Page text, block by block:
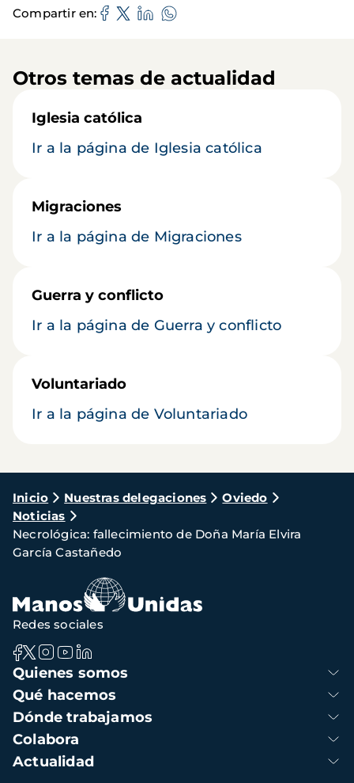
Compartir en
Otros temas de actualidad
Iglesia católica
Ir a la página de Iglesia católica
Migraciones
Ir a la página de Migraciones
Guerra y conflicto
Ir a la página de Guerra y conflicto
Voluntariado
Ir a la página de Voluntariado
Ruta
de
navegación
Inicio Nuestras delegaciones
Oviedo
Noticias
Necrológica: fallecimiento de Doña María Elvira
García Castañedo
Navegación
principal
Quienes somos
Qué hacemos
Dónde trabajamos
Colabora
Actualidad
Redes sociales